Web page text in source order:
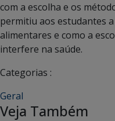
com a escolha e os
permitiu aos estudantes
alimentares e como a
interfere na saúde.
Categorias :
Geral
Veja Também